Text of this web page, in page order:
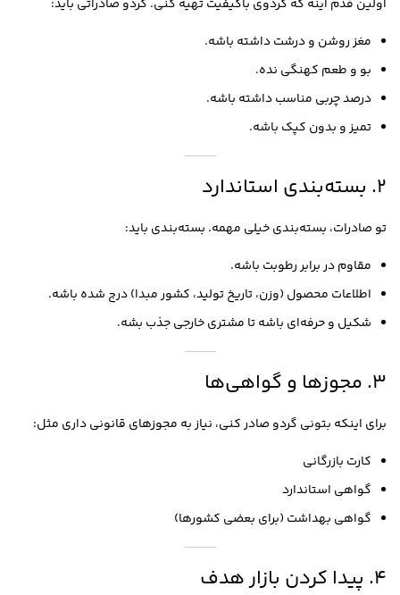
اولین قدم اینه که گردوی باکیفیت تهیه کنی. گردو صادراتی باید:
مغز روشن و درشت داشته باشه.
بو و طعم کهنگی نده.
درصد چربی مناسب داشته باشه.
تمیز و بدون کپک باشه.
۲. بسته‌بندی استاندارد
تو صادرات، بسته‌بندی خیلی مهمه. بسته‌بندی باید:
مقاوم در برابر رطوبت باشه.
اطلاعات محصول (وزن، تاریخ تولید، کشور مبدا) درج شده باشه.
شکیل و حرفه‌ای باشه تا مشتری خارجی جذب بشه.
۳. مجوزها و گواهی‌ها
برای اینکه بتونی گردو صادر کنی، نیاز به مجوزهای قانونی داری مثل:
کارت بازرگانی
گواهی استاندارد
گواهی بهداشت (برای بعضی کشورها)
۴. پیدا کردن بازار هدف